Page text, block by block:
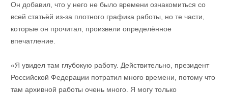
Он добавил, что у него не было времени ознакомиться со
всей статьёй из-за плотного графика работы, но те части,
которые он прочитал, произвели определённое
впечатление.
«Я увидел там глубокую работу. Действительно, президент
Российской Федерации потратил много времени, потому что
там архивной работы очень много. Я могу только